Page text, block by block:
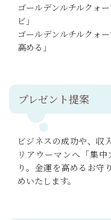
ゴールデンルチルクォ
ビ」
ゴールデンルチルクォ
高める」
プレゼント提案
ビジネスの成功や、収
リアウーマンへ「集
り。金運を高めるお守
めいたします。